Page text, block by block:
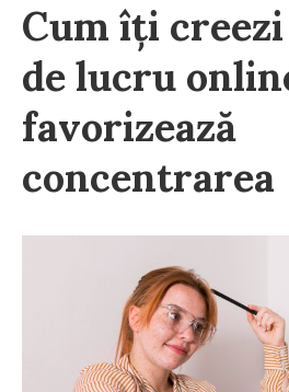
Cum îți
de lucru
favorizează
concentrarea